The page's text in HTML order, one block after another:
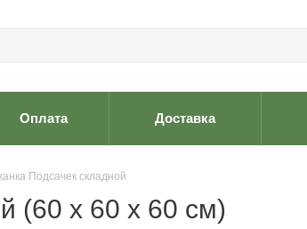
Оплата Доставка
Подсачек складной
(60 x 60 x 60 см)